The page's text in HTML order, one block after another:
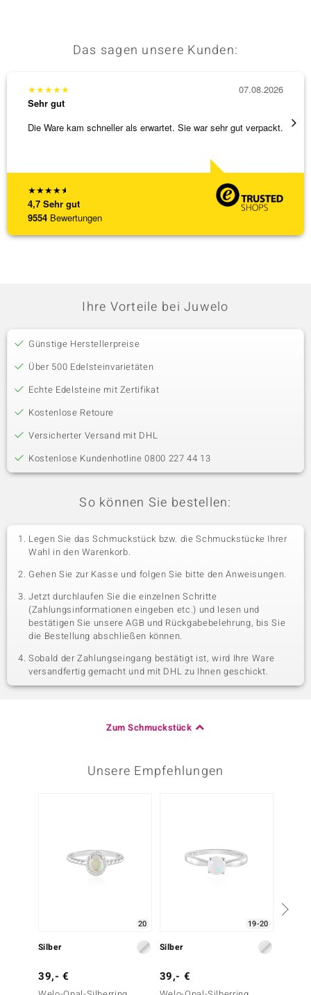
Das sagen unsere Kunden:
★★★★★
4,7 Sehr gut
9554 Bewertungen
★★★★★
Sehr gut
Die Ware kam schneller als erwartet. Sie war sehr gut verpackt.
07.08.2026
Ihre Vorteile bei Juwelo
Günstige Herstellerpreise
Über 500 Edelsteinvarietäten
Echte Edelsteine mit Zertifikat
Kostenlose Retoure
Versicherter Versand mit DHL
Kostenlose Kundenhotline 0800 227 44 13
So können Sie bestellen:
Legen Sie das Schmuckstück bzw. die Schmuckstücke Ihrer
Wahl in den Warenkorb.
Gehen Sie zur Kasse und folgen Sie bitte den Anweisungen.
Jetzt durchlaufen Sie die einzelnen Schritte
(Zahlungsinformationen eingeben etc.) und lesen und
bestätigen Sie unsere AGB und Rückgabebelehrung, bis Sie
die Bestellung abschließen können.
Sobald der Zahlungseingang bestätigt ist, wird Ihre Ware
versandfertig gemacht und mit DHL zu Ihnen geschickt.
Zum Schmuckstück
Unsere Empfehlungen
20
Silber
39,- €
19-20
Silber
39,- €